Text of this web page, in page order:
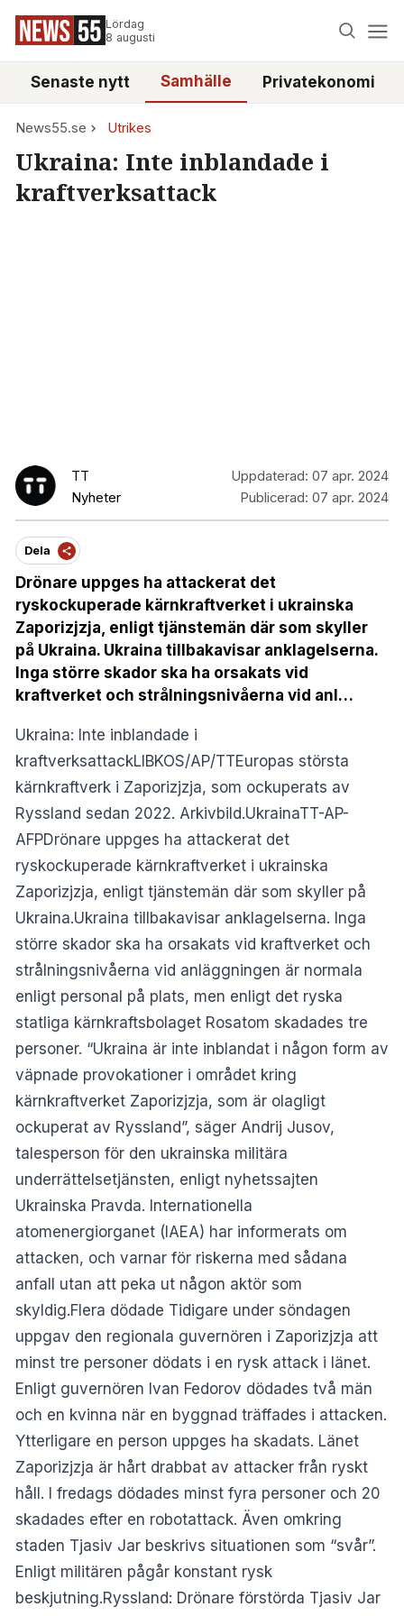
Lördag
8 augusti
Senaste nytt Samhälle Privatekonomi
News55.se Utrikes
Ukraina: Inte inblandade i
kraftverksattack
TT
Nyheter
Uppdaterad: 07 apr. 2024
Publicerad: 07 apr. 2024
Dela
Drönare uppges ha attackerat det
ryskockuperade kärnkraftverket i ukrainska
Zaporizjzja, enligt tjänstemän där som skyller
på Ukraina. Ukraina tillbakavisar anklagelserna.
Inga större skador ska ha orsakats vid
kraftverket och strålningsnivåerna vid anl…
Ukraina: Inte inblandade i
kraftverksattackLIBKOS/AP/TTEuropas största
kärnkraftverk i Zaporizjzja, som ockuperats av
Ryssland sedan 2022. Arkivbild.UkrainaTT-AP-
AFPDrönare uppges ha attackerat det
ryskockuperade kärnkraftverket i ukrainska
Zaporizjzja, enligt tjänstemän där som skyller på
Ukraina.Ukraina tillbakavisar anklagelserna. Inga
större skador ska ha orsakats vid kraftverket och
strålningsnivåerna vid anläggningen är normala
enligt personal på plats, men enligt det ryska
statliga kärnkraftsbolaget Rosatom skadades tre
personer. “Ukraina är inte inblandat i någon form av
väpnade provokationer i området kring
kärnkraftverket Zaporizjzja, som är olagligt
ockuperat av Ryssland”, säger Andrij Jusov,
talesperson för den ukrainska militära
underrättelsetjänsten, enligt nyhetssajten
Ukrainska Pravda. Internationella
atomenergiorganet (IAEA) har informerats om
attacken, och varnar för riskerna med sådana
anfall utan att peka ut någon aktör som
skyldig.Flera dödade Tidigare under söndagen
uppgav den regionala guvernören i Zaporizjzja att
minst tre personer dödats i en rysk attack i länet.
Enligt guvernören Ivan Fedorov dödades två män
och en kvinna när en byggnad träffades i attacken.
Ytterligare en person uppges ha skadats. Länet
Zaporizjzja är hårt drabbat av attacker från ryskt
håll. I fredags dödades minst fyra personer och 20
skadades efter en robotattack. Även omkring
staden Tjasiv Jar beskrivs situationen som “svår”.
Enligt militären pågår konstant rysk
beskjutning.Ryssland: Drönare förstörda Tjasiv Jar